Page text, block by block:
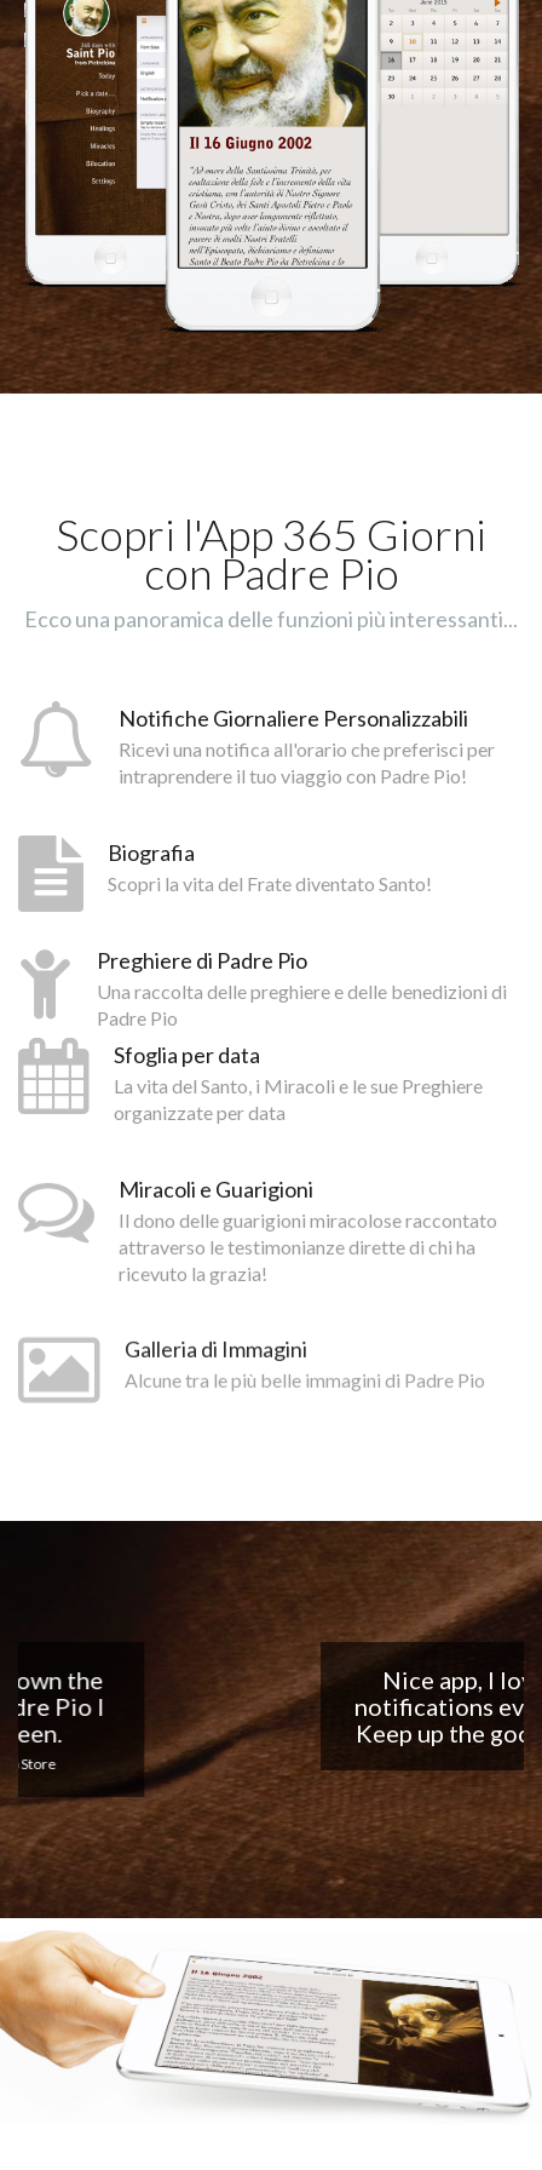
Scopri l'App 365 Giorni
con Padre Pio
Ecco una panoramica delle funzioni più interessanti...
Notifiche Giornaliere Personalizzabili
Ricevi una notifica all'orario che preferisci per
intraprendere il tuo viaggio con Padre Pio!
Biografia
Scopri la vita del Frate diventato Santo!
Preghiere di Padre Pio
Una raccolta delle preghiere e delle benedizioni di
Padre Pio
Sfoglia per data
La vita del Santo, i Miracoli e le sue Preghiere
organizzate per data
Miracoli e Guarigioni
Il dono delle guarigioni miracolose raccontato
attraverso le testimonianze dirette di chi ha
ricevuto la grazia!
Galleria di Immagini
Alcune tra le più belle immagini di Padre Pio
Nice app, I love the
notifications every day...
Keep up the good work!